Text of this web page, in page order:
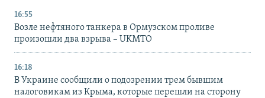
16:55
Возле нефтяного танкера в Ормузском проливе
произошли два взрыва – UKMTO
16:18
В Украине сообщили о подозрении трем бывшим
налоговикам из Крыма, которые перешли на сторону